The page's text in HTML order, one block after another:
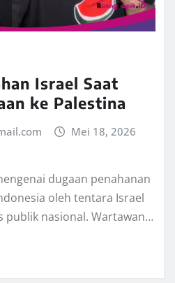
Israel Saat
ke Palestina
Mei 18, 2026
dugaan penahanan
oleh tentara Israel
publik nasional. Wartawan…